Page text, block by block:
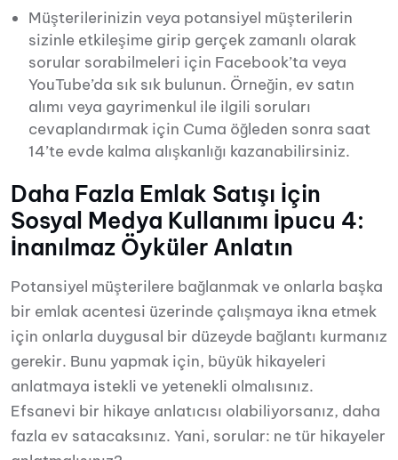
Müşterilerinizin veya potansiyel müşterilerin
sizinle etkileşime girip gerçek zamanlı olarak
sorular sorabilmeleri için Facebook’ta veya
YouTube’da sık sık bulunun. Örneğin, ev satın
alımı veya gayrimenkul ile ilgili soruları
cevaplandırmak için Cuma öğleden sonra saat
14’te evde kalma alışkanlığı kazanabilirsiniz.
Daha Fazla Emlak Satışı İçin
Sosyal Medya Kullanımı İpucu 4:
İnanılmaz Öyküler Anlatın
Potansiyel müşterilere bağlanmak ve onlarla başka
bir emlak acentesi üzerinde çalışmaya ikna etmek
için onlarla duygusal bir düzeyde bağlantı kurmanız
gerekir. Bunu yapmak için, büyük hikayeleri
anlatmaya istekli ve yetenekli olmalısınız.
Efsanevi bir hikaye anlatıcısı olabiliyorsanız, daha
fazla ev satacaksınız. Yani, sorular: ne tür hikayeler